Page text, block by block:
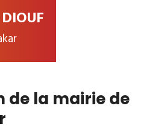
de la mairie de